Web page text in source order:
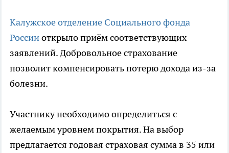
Калужское отделение Социального фонда
Россииоткрыло приём соответствующих
заявлений. Добровольное страхование
позволит компенсировать потерю дохода из-за
болезни.
Участнику необходимо определиться с
желаемым уровнем покрытия. На выбор
предлагается годовая страховая сумма в 35 или